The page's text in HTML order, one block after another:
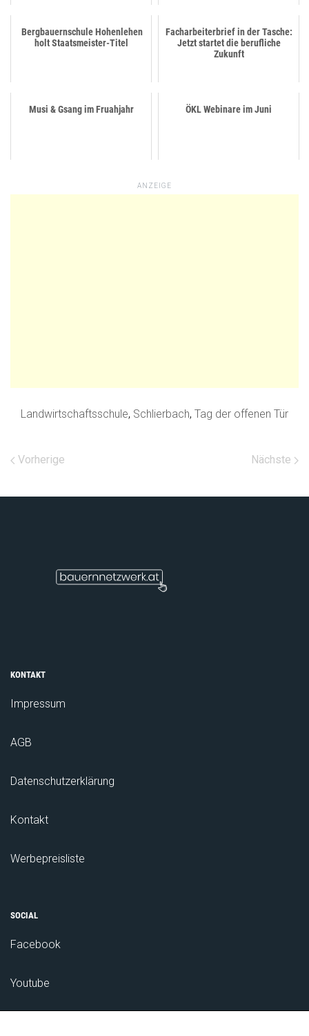
Bergbauernschule Hohenlehen
holt Staatsmeister-Titel
Facharbeiterbrief in der Tasche:
Jetzt startet die berufliche
Zukunft
Musi & Gsang im Fruahjahr ÖKL Webinare im Juni
ANZEIGE
Landwirtschaftsschule, Schlierbach, Tag der offenen Tür
Vorherige Nächste
KONTAKT
Impressum
AGB
Datenschutzerklärung
Kontakt
Werbepreisliste
SOCIAL
Facebook
Youtube